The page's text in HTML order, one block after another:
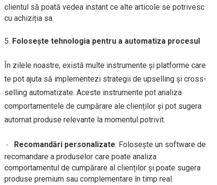
clientul să poată vedea instant ce alte articole se potrivesc
cu achiziția sa.
Folosește tehnologia pentru a automatiza procesul
În zilele noastre, există multe instrumente și platforme care
te pot ajuta să implementezi strategii de upselling și cross-
selling automatizate. Aceste instrumente pot analiza
comportamentele de cumpărare ale clienților și pot sugera
automat produse relevante la momentul potrivit.
Recomandări personalizate: Folosește un software de
recomandare a produselor care poate analiza
comportamentul de cumpărare al clienților și poate sugera
produse premium sau complementare în timp real.